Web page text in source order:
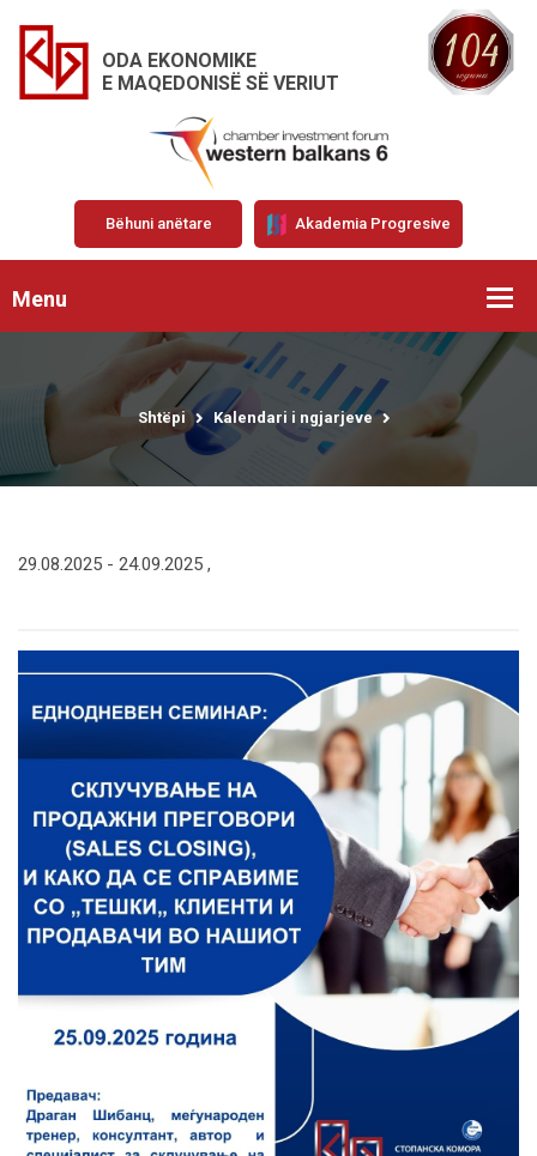
ODA EKONOMIKE
E MAQEDONISË SË VERIUT
Bëhuni anëtare Akademia Progresive
Menu
Shtëpi Kalendari i ngjarjeve
29.08.2025 - 24.09.2025 ,